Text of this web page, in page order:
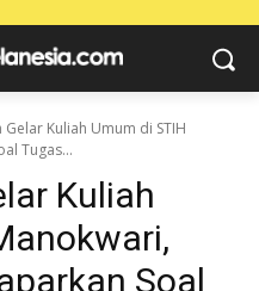
Kuliah Umum di STIH
Tugas...
Kuliah
Soal